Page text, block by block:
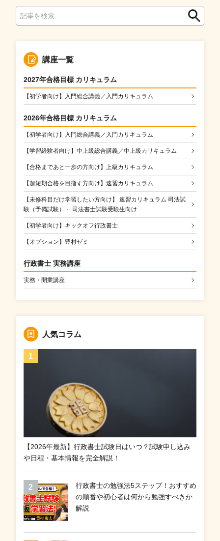
索
検
講座一覧
2027年合格目標 カリキュラム
【初学者向け】入門総合講義／入門カリキュラム
2026年合格目標 カリキュラム
【初学者向け】入門総合講義／入門カリキュラム
【学習経験者向け】中上級総合講義／中上級カリキュラム
【合格まであと一歩の方向け】上級カリキュラム
【超短期合格を目指す方向け】速習カリキュラム
【未修科目だけ学習したい方向け】 速習カリキュラム 司法試
験（予備試験）・ 司法書士試験受験生向け
【初学者向け】キックオフ行政書士
【オプション】豊村ゼミ
行政書士 実務講座
実務・開業講座
人気コラム
【2026年最新】行政書士試験日はいつ？試験申し込み
や日程・基本情報を完全解説！
行政書士の勉強法5ステップ！おすすめ
の順番や初心者は何から勉強すべきか
解説